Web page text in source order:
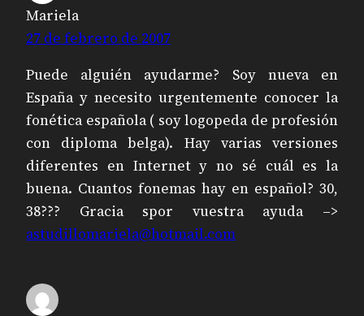
Mariela
27 de febrero de 2007
Puede alguién ayudarme? Soy nueva en
España y necesito urgentemente conocer la
fonética española ( soy logopeda de profesión
con diploma belga). Hay varias versiones
diferentes en Internet y no sé cuál es la
buena. Cuantos fonemas hay en español? 30,
38??? Gracia spor vuestra ayuda –>
astudillomariela@hotmail.com